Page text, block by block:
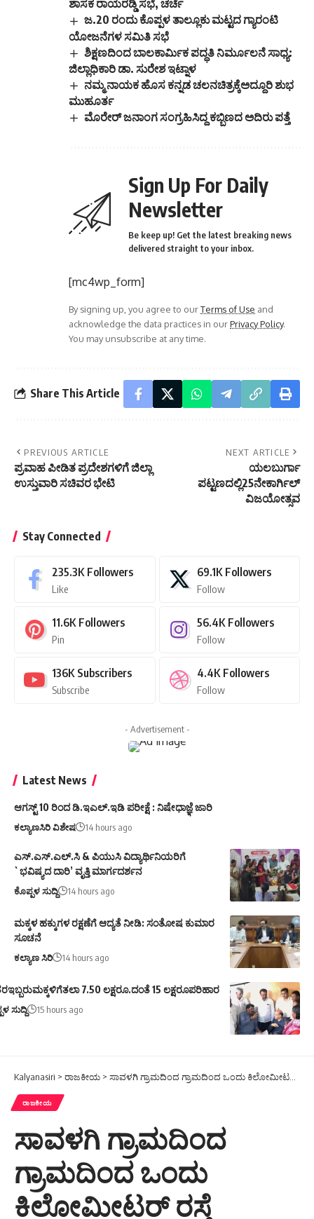
ಶಾಸಕ ರಾಯರಡ್ಡಿ ಸಭೆ, ಚರ್ಚೆ
ಜ.20 ರಂದು ಕೊಪ್ಪಳ ತಾಲ್ಲೂಕು ಮಟ್ಟದ ಗ್ಯಾರಂಟಿ
ಯೋಜನೆಗಳ ಸಮಿತಿ ಸಭೆ
ಶಿಕ್ಷಣದಿಂದ ಬಾಲಕಾರ್ಮಿಕ ಪದ್ಧತಿ ನಿರ್ಮೂಲನೆ ಸಾಧ್ಯ:
ಜಿಲ್ಲಾಧಿಕಾರಿ ಡಾ. ಸುರೇಶ ಇಟ್ನಾಳ
ನಮ್ಮ ನಾಯಕ ಹೊಸ ಕನ್ನಡ ಚಲನಚಿತ್ರಕ್ಕೆಅದ್ದೂರಿ ಶುಭ
ಮುಹೂರ್ತ
ಮೊರೇರ್ ಜನಾಂಗ ಸಂಗ್ರಹಿಸಿದ್ದ ಕಬ್ಬಿಣದ ಅದಿರು ಪತ್ತೆ
Sign Up For Daily
Newsletter
Be keep up! Get the latest breaking news
delivered straight to your inbox.
[mc4wp_form]
By signing up, you agree to ourTerms of Use and
acknowledge the data practices in ourPrivacy Policy.
You may unsubscribe at any time.
Share This Article
PREVIOUS ARTICLE
ಪ್ರವಾಹ ಪೀಡಿತ ಪ್ರದೇಶಗಳಿಗೆ ಜಿಲ್ಲಾ
ಉಸ್ತುವಾರಿ ಸಚಿವರ ಭೇಟಿ
NEXT ARTICLE
ಯಲಬುರ್ಗಾ
ಪಟ್ಟಣದಲ್ಲಿ25ನೇಕಾರ್ಗಿಲ್
ವಿಜಯೋತ್ಸವ
Stay Connected
235.3K Followers
Like
69.1K Followers
Follow
11.6K Followers
Pin
56.4K Followers
Follow
136K Subscribers
Subscribe
4.4K Followers
Follow
- Advertisement -
Latest News
ಆಗಸ್ಟ್ 10 ರಿಂದ ಡಿ.ಇಎಲ್.ಇಡಿ ಪರೀಕ್ಷೆ : ನಿಷೇಧಾಜ್ಞೆ ಜಾರಿ
ಕಲ್ಯಾಣಸಿರಿ ವಿಶೇಷ 14 hours ago
ಎಸ್.ಎಸ್.ಎಲ್.ಸಿ & ಪಿಯುಸಿ ವಿದ್ಯಾರ್ಥಿನಿಯರಿಗೆ
`ಭವಿಷ್ಯದ ದಾರಿ’ ವೃತ್ತಿ ಮಾರ್ಗದರ್ಶನ
ಕೊಪ್ಪಳ ಸುದ್ದಿ 14 hours ago
ಮಕ್ಕಳ ಹಕ್ಕುಗಳ ರಕ್ಷಣೆಗೆ ಆದ್ಯತೆ ನೀಡಿ: ಸಂತೋಷ ಕುಮಾರ
ಸೂಚನೆ
ಕಲ್ಯಾಣ ಸಿರಿ 14 hours ago
7.50 ಲಕ್ಷರೂ.ದಂತೆ 15 ಲಕ್ಷರೂಪರಿಹಾರ
ಸುದ್ದಿ 15 hours ago
Kalyanasiri > ರಾಜಕೀಯ > ಸಾವಳಗಿ ಗ್ರಾಮದಿಂದ ಗ್ರಾಮದಿಂದ ಒಂದು ಕಿಲೋಮೀಟರ್ ರಸ್ತೆ ಗದ್ದೆಯಂತಾಗಿದೆ
ರಾಜಕೀಯ
ಸಾವಳಗಿ ಗ್ರಾಮದಿಂದ
ಗ್ರಾಮದಿಂದ ಒಂದು
ಕಿಲೋಮೀಟರ್ ರಸ್ತೆ